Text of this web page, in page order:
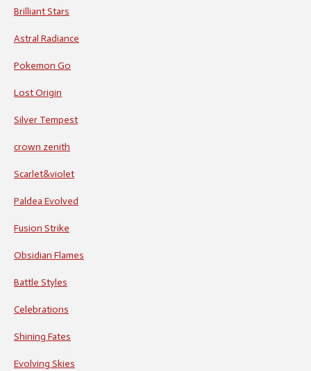
Brilliant Stars
Astral Radiance
Pokemon Go
Lost Origin
Silver Tempest
crown zenith
Scarlet&violet
Paldea Evolved
Fusion Strike
Obsidian Flames
Battle Styles
Celebrations
Shining Fates
Evolving Skies